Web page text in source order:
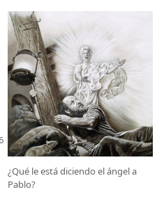
¿Qué le está diciendo el ángel a
Pablo?